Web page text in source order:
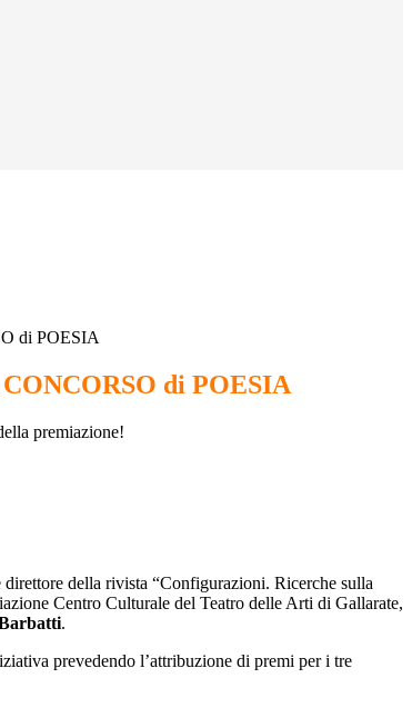
di POESIA
di POESIA
premiazione!
della rivista “Configurazioni. Ricerche sulla
Centro Culturale del Teatro delle Arti di Gallarate,
.
prevedendo l’attribuzione di premi per i tre